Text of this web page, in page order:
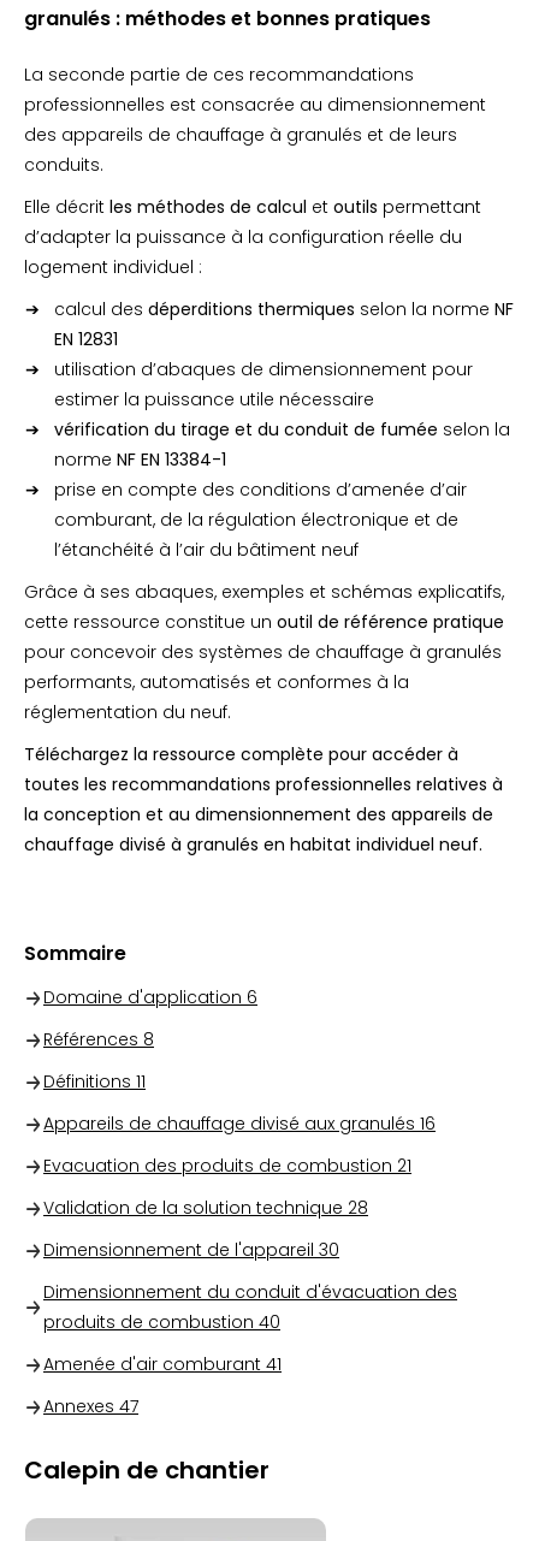
granulés : méthodes et bonnes pratiques
La seconde partie de ces recommandations
professionnelles est consacrée au dimensionnement
des appareils de chauffage à granulés et de leurs
conduits.
Elle décrit les méthodes de calcul et outils permettant
d’adapter la puissance à la configuration réelle du
logement individuel :
calcul des déperditions thermiques selon la norme NF
EN 12831
utilisation d’abaques de dimensionnement pour
estimer la puissance utile nécessaire
vérification du tirage et du conduit de fumée selon la
norme NF EN 13384-1
prise en compte des conditions d’amenée d’air
comburant, de la régulation électronique et de
l’étanchéité à l’air du bâtiment neuf
Grâce à ses abaques, exemples et schémas explicatifs,
cette ressource constitue un outil de référence pratique
pour concevoir des systèmes de chauffage à granulés
performants, automatisés et conformes à la
réglementation du neuf.
Téléchargez la ressource complète pour accéder à
toutes les recommandations professionnelles relatives à
la conception et au dimensionnement des appareils de
chauffage divisé à granulés en habitat individuel neuf.
Sommaire
Domaine d'application 6
Références 8
Définitions 11
Appareils de chauffage divisé aux granulés 16
Evacuation des produits de combustion 21
Validation de la solution technique 28
Dimensionnement de l'appareil 30
Dimensionnement du conduit d'évacuation des
produits de combustion 40
Amenée d'air comburant 41
Annexes 47
Calepin de chantier